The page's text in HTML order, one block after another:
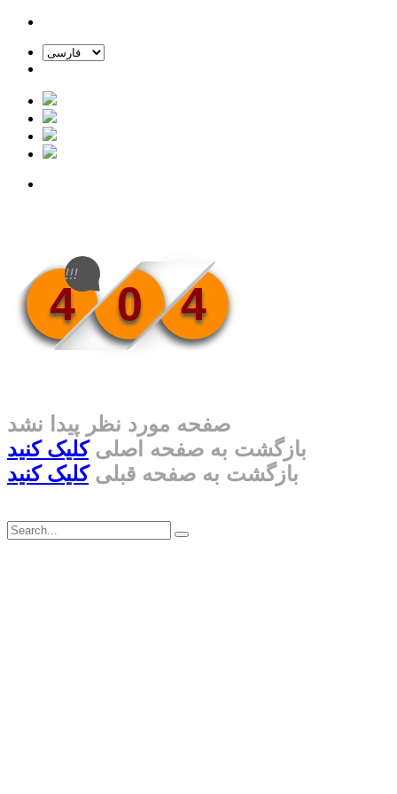
4 0 4
!!!
صفحه مورد نظر پیدا نشد
بازگشت به صفحه اصلیکلیک کنید
بازگشت به صفحه قبلیکلیک کنید